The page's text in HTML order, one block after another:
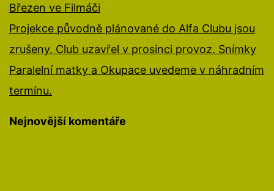
Březen ve Filmáči
Projekce původně plánované do Alfa Clubu jsou
zrušeny. Club uzavřel v prosinci provoz. Snímky
Paralelní matky a Okupace uvedeme v náhradním
termínu.
Nejnovější komentáře